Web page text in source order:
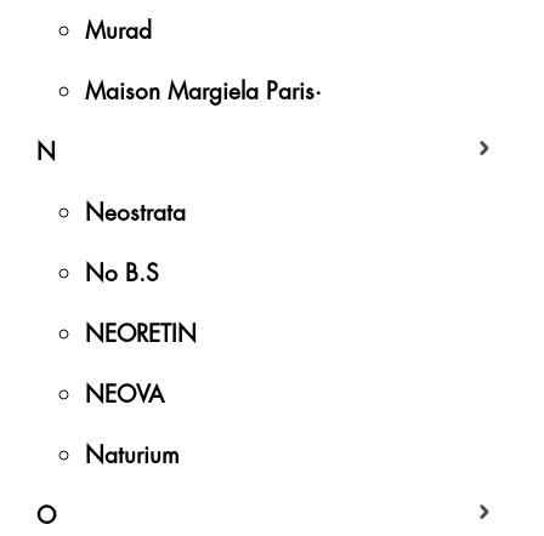
Murad
Maison Margiela Paris·
N
Neostrata
No B.S
NEORETIN
NEOVA
Naturium
O